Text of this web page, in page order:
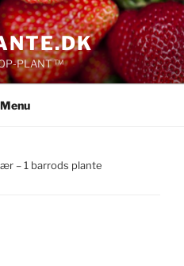
PLANT ™
Menu
– 1 barrods plante